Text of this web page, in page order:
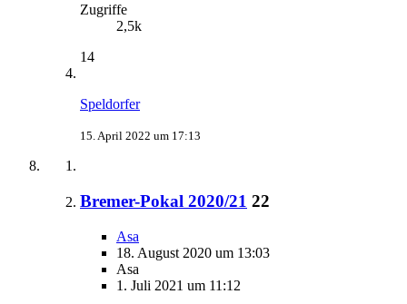
Zugriffe
2,5k
14
Speldorfer
15. April 2022 um 17:13
Bremer-Pokal 2020/21 22
Asa
18. August 2020 um 13:03
Asa
1. Juli 2021 um 11:12